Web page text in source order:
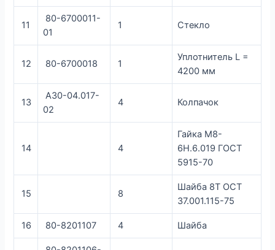
11
80-6700011-
01
1 Стекло
12 80-6700018 1
Уплотнитель L =
4200 мм
13
А30-04.017-
02
4 Колпачок
14 4
Гайка М8-
6Н.6.019 ГОСТ
5915-70
15 8
Шайба 8Т ОСТ
37.001.115-75
16 80-8201107 4 Шайба